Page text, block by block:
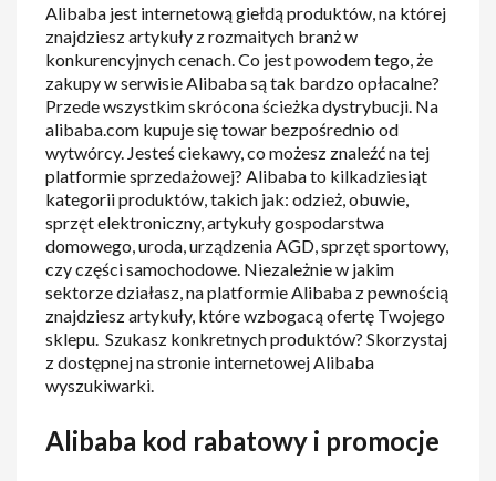
Alibaba jest internetową giełdą produktów, na której
znajdziesz artykuły z rozmaitych branż w
konkurencyjnych cenach. Co jest powodem tego, że
zakupy w serwisie Alibaba są tak bardzo opłacalne?
Przede wszystkim skrócona ścieżka dystrybucji. Na
alibaba.com kupuje się towar bezpośrednio od
wytwórcy. Jesteś ciekawy, co możesz znaleźć na tej
platformie sprzedażowej? Alibaba to kilkadziesiąt
kategorii produktów, takich jak: odzież, obuwie,
sprzęt elektroniczny, artykuły gospodarstwa
domowego, uroda, urządzenia AGD, sprzęt sportowy,
czy części samochodowe. Niezależnie w jakim
sektorze działasz, na platformie Alibaba z pewnością
znajdziesz artykuły, które wzbogacą ofertę Twojego
sklepu. Szukasz konkretnych produktów? Skorzystaj
z dostępnej na stronie internetowej Alibaba
wyszukiwarki.
Alibaba kod rabatowy i promocje